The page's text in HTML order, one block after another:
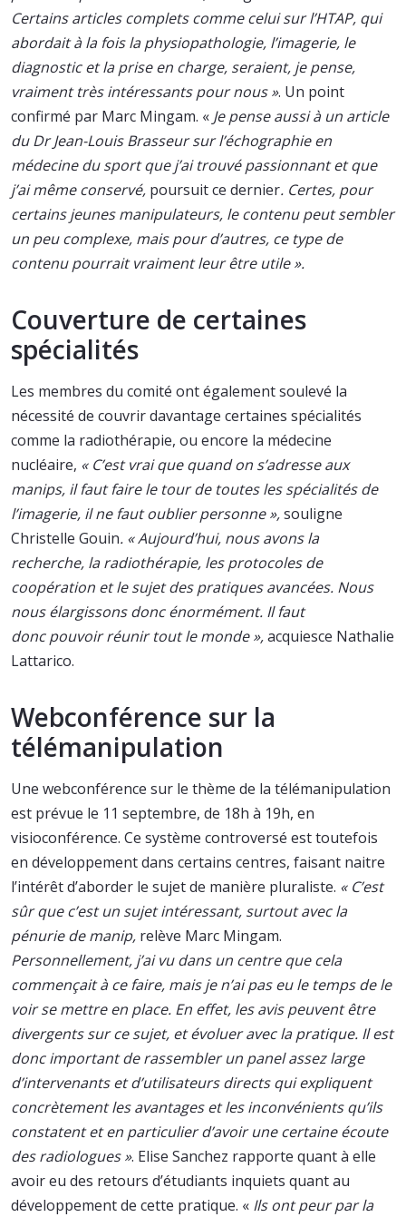
Certains articles complets comme celui sur l’HTAP, qui
abordait à la fois la physiopathologie, l’imagerie, le
diagnostic et la prise en charge, seraient, je pense,
vraiment très intéressants pour nous ». Un point
confirmé par Marc Mingam. « Je pense aussi à un article
du Dr Jean-Louis Brasseur sur l’échographie en
médecine du sport que j’ai trouvé passionnant et que
j’ai même conservé, poursuit ce dernier. Certes, pour
certains jeunes manipulateurs, le contenu peut sembler
un peu complexe, mais pour d’autres, ce type de
contenu pourrait vraiment leur être utile ».
Couverture de certaines
spécialités
Les membres du comité ont également soulevé la
nécessité de couvrir davantage certaines spécialités
comme la radiothérapie, ou encore la médecine
nucléaire, « C’est vrai que quand on s’adresse aux
manips, il faut faire le tour de toutes les spécialités de
l’imagerie, il ne faut oublier personne »,souligne
Christelle Gouin. « Aujourd’hui, nous avons la
recherche, la radiothérapie, les protocoles de
coopération et le sujet des pratiques avancées. Nous
nous élargissons donc énormément. Il faut
donc pouvoir réunir tout le monde​ »,acquiesce Nathalie
Lattarico.
Webconférence sur la
télémanipulation
Une webconférence sur le thème de la télémanipulation
est prévue le 11 septembre, de 18h à 19h, en
visioconférence. Ce système controversé est toutefois
en développement dans certains centres, faisant naitre
l’intérêt d’aborder le sujet de manière pluraliste. « C’est
sûr que c’est un sujet intéressant, surtout avec la
pénurie de manip, relève Marc Mingam.
Personnellement, j’ai vu dans un centre que cela
commençait à ce faire, mais je n’ai pas eu le temps de le
voir se mettre en place. En effet, les avis peuvent être
divergents sur ce sujet, et évoluer avec la pratique. Il est
donc important de rassembler un panel assez large
d’intervenants et d’utilisateurs directs qui expliquent
concrètement les avantages et les inconvénients qu’ils
constatent et en particulier d’avoir une certaine écoute
des radiologues ». Elise Sanchez rapporte quant à elle
avoir eu des retours d’étudiants inquiets quant au
développement de cette pratique. « Ils ont peur par la